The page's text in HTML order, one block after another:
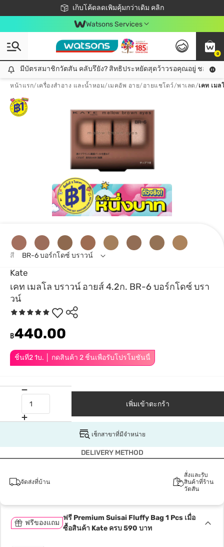
เก็บโค้ดลดเพิ่มคุ้มกว่าเดิม คลิก
ชอปออนไลน์ครั้งแรก ลดเพิ่มจุก ๆ 10%! 🎉
📦ส่งฟรี! เมื่อชอป 499฿
สมาชิกวัตสัน คลับดียังไง?
Watsons Services
0
มีบัตรสมาชิกวัตสัน คลับรึยัง? สิทธิประหยัดสุดว้าวรอคุณอยู่ ชอปคุ้มกว่าเดิม คลิก!
มีบัตรสมาชิกวัตสัน คลับรึยัง? สิทธิประหยัดสุดว้าวรอคุณอยู่ ชอปคุ้มก
หน้าแรก/ เครื่องสำอาง และน้ำหอม/ เมคอัพ อาย/ อายแชโดว์/พาเลต/เคท เม
Kate
เคท เมลโล บราวน์ อายส์ 4.2ก. BR-6 บอร์กโดซ์ บรา
วน์
ชิ้นที่2 1บ. │ กดสินค้า 2 ชิ้นเพื่อรับโปรโมชันนี้
฿440.00
สี BR-6 บอร์กโดซ์ บราวน์
เพิ่มเข้าตะกร้า
เช็กสาขาที่มีจำหน่าย
DELIVERY METHOD
จัดส่งที่บ้าน
สั่งและรับ
สินค้าที่ร้าน
วัตสัน
ฟรีของแถม
ฟรี Premium Suisai Fluffy Bag 1 Pcs เมื่อ
ซื้อสินค้า Kate ครบ 590 บาท